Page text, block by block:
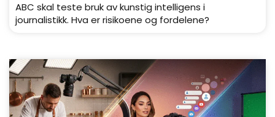
ABC skal teste bruk av kunstig intelligens i
journalistikk. Hva er risikoene og fordelene?